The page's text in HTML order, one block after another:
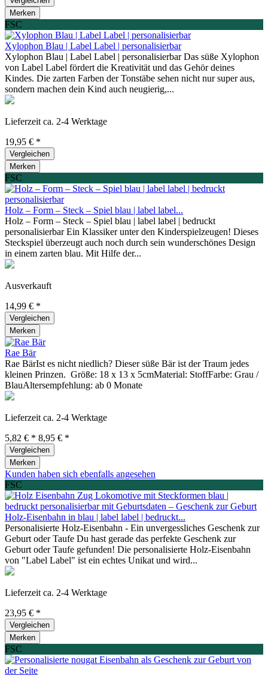
Merken
FSC
Xylophon Blau | Label Label | personalisierbar
Xylophon Blau | Label Label | personalisierbar Das süße Xylophon
von Label Label fördert die Kreativität und das Gehör deines
Kindes. Die zarten Farben der Tonstäbe sehen nicht nur super aus,
sondern machen dein Kind auch neugierig,...
Lieferzeit ca. 2-4 Werktage
19,95 € *
Vergleichen
Merken
FSC
Holz – Form – Steck – Spiel blau | label label...
Holz – Form – Steck – Spiel blau | label label | bedruckt
personalisierbar Ein Klassiker unter den Kinderspielzeugen! Dieses
Steckspiel überzeugt auch noch durch sein wunderschönes Design
in einem zarten blau. Mit Hilfe der...
Ausverkauft
14,99 € *
Vergleichen
Merken
Rae Bär
Rae BärIst es nicht niedlich? Dieser süße Bär ist der Traum jedes
kleinen Prinzen. Größe: 18 x 13 x 5cmMaterial: StoffFarbe: Grau /
BlauAltersempfehlung: ab 0 Monate
Lieferzeit ca. 2-4 Werktage
5,82 € * 8,95 € *
Vergleichen
Merken
Kunden haben sich ebenfalls angesehen
FSC
Holz-Eisenbahn in blau | label label | bedruckt...
Personalisierte Holz-Eisenbahn - Ein unvergessliches Geschenk zur
Geburt oder Taufe Du hast gerade das perfekte Geschenk zur
Geburt oder Taufe gefunden! Die personalisierte Holz-Eisenbahn
von "Label Label" ist ein echtes Unikat und wird...
Lieferzeit ca. 2-4 Werktage
23,95 € *
Vergleichen
Merken
FSC